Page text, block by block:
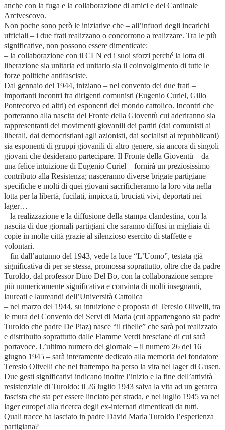
anche con la fuga e la collaborazione di amici e del Cardinale
Arcivescovo.
Non poche sono però le iniziative che – all’infuori degli incarichi
ufficiali – i due frati realizzano o concorrono a realizzare. Tra le più
significative, non possono essere dimenticate:
– la collaborazione con il CLN ed i suoi sforzi perché la lotta di
liberazione sia unitaria ed unitario sia il coinvolgimento di tutte le
forze politiche antifasciste.
Dal gennaio del 1944, iniziano – nel convento dei due frati –
importanti incontri fra dirigenti comunisti (Eugenio Curiel, Gillo
Pontecorvo ed altri) ed esponenti del mondo cattolico. Incontri che
porteranno alla nascita del Fronte della Gioventù cui aderiranno sia
rappresentanti dei movimenti giovanili dei partiti (dai comunisti ai
liberali, dai democristiani agli azionisti, dai socialisti ai repubblicani)
sia esponenti di gruppi giovanili di altro genere, sia ancora di singoli
giovani che desiderano partecipare. Il Fronte della Gioventù – da
una felice intuizione di Eugenio Curiel – fornirà un preziosissimo
contributo alla Resistenza; nasceranno diverse brigate partigiane
specifiche e molti di quei giovani sacrificheranno la loro vita nella
lotta per la libertà, fucilati, impiccati, bruciati vivi, deportati nei
lager…
– la realizzazione e la diffusione della stampa clandestina, con la
nascita di due giornali partigiani che saranno diffusi in migliaia di
copie in molte città grazie al silenzioso esercito di staffette e
volontari.
– fin dall’autunno del 1943, vede la luce “L’Uomo”, testata già
significativa di per se stessa, promossa soprattutto, oltre che da padre
Turoldo, dal professor Dino Del Bo, con la collaborazione sempre
più numericamente significativa e convinta di molti insegnanti,
laureati e laureandi dell’Università Cattolica
– nel marzo del 1944, su intuizione e proposta di Teresio Olivelli, tra
le mura del Convento dei Servi di Maria (cui appartengono sia padre
Turoldo che padre De Piaz) nasce “il ribelle” che sarà poi realizzato
e distribuito soprattutto dalle Fiamme Verdi bresciane di cui sarà
portavoce. L’ultimo numero del giornale – il numero 26 del 16
giugno 1945 – sarà interamente dedicato alla memoria del fondatore
Teresio Olivelli che nel frattempo ha perso la vita nel lager di Gusen.
Due gesti significativi indicano inoltre l’inizio e la fine dell’attività
resistenziale di Turoldo: il 26 luglio 1943 salva la vita ad un gerarca
fascista che sta per essere linciato per strada, e nel luglio 1945 va nei
lager europei alla ricerca degli ex-internati dimenticati da tutti.
Quali tracce ha lasciato in padre David Maria Turoldo l’esperienza
partigiana?